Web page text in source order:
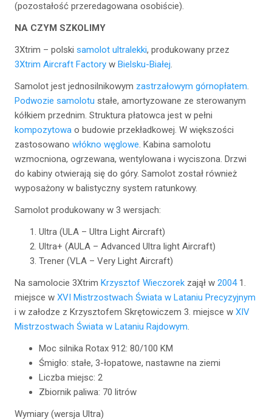
(pozostałość przeredagowana osobiście).
NA CZYM SZKOLIMY
3Xtrim – polski samolot ultralekki, produkowany przez
3Xtrim Aircraft Factory w Bielsku-Białej.
Samolot jest jednosilnikowym zastrzałowym górnopłatem.
Podwozie samolotu stałe, amortyzowane ze sterowanym
kółkiem przednim. Struktura płatowca jest w pełni
kompozytowa o budowie przekładkowej. W większości
zastosowano włókno węglowe. Kabina samolotu
wzmocniona, ogrzewana, wentylowana i wyciszona. Drzwi
do kabiny otwierają się do góry. Samolot został również
wyposażony w balistyczny system ratunkowy.
Samolot produkowany w 3 wersjach:
Ultra (ULA – Ultra Light Aircraft)
Ultra+ (AULA – Advanced Ultra light Aircraft)
Trener (VLA – Very Light Aircraft)
Na samolocie 3Xtrim Krzysztof Wieczorek zajął w 20041.
miejsce w XVI Mistrzostwach Świata w Lataniu Precyzyjnym
i w załodze z Krzysztofem Skrętowiczem 3. miejsce w XIV
Mistrzostwach Świata w Lataniu Rajdowym.
Moc silnika Rotax 912: 80/100 KM
Śmigło: stałe, 3-łopatowe, nastawne na ziemi
Liczba miejsc: 2
Zbiornik paliwa: 70 litrów
Wymiary (wersja Ultra)